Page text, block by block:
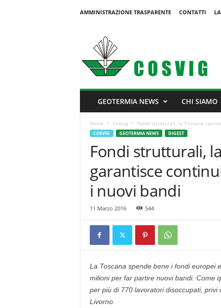
AMMINISTRAZIONE TRASPARENTE CONTATTI
GEOTERMIA NEWS CHI SIAMO
Home Cosvig Fondi strutturali, la Toscana
COSVIG GEOTERMIA NEWS DIGEST
Fondi strutturali,
garantisce
i nuovi bandi
11 Marzo 2016 544
La Toscana spende bene i fondi europei
milioni per far partire nuovi bandi. Come
per più di 770 lavoratori disoccupati,
Livorno.